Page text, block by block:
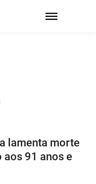
lamenta morte
91 anos e